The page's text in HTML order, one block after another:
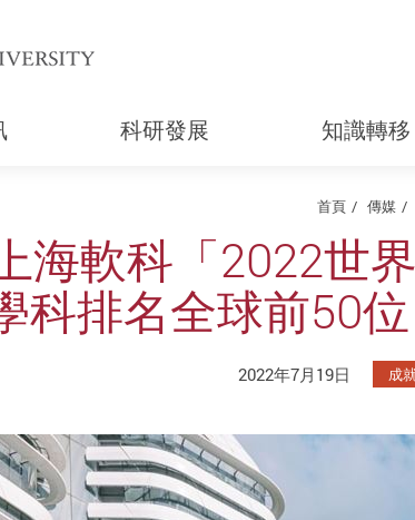
科研發展 知識轉移
首頁 傳媒
海軟科「2022世
科排名全球前50
2022年7月19日 成